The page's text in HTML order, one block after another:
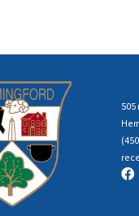
505